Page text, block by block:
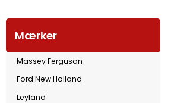
Mærker
Massey Ferguson
Ford New Holland
Leyland